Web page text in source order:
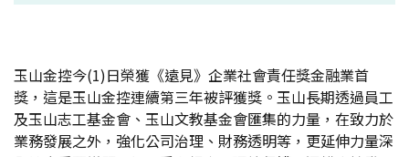
玉山金控今(1)日榮獲《遠見》企業社會責任獎金融業首
獎，這是玉山金控連續第三年被評獲獎。玉山長期透過員工
及玉山志工基金會、玉山文教基金會匯集的力量，在致力於
業務發展之外，強化公司治理、財務透明等，更延伸力量深